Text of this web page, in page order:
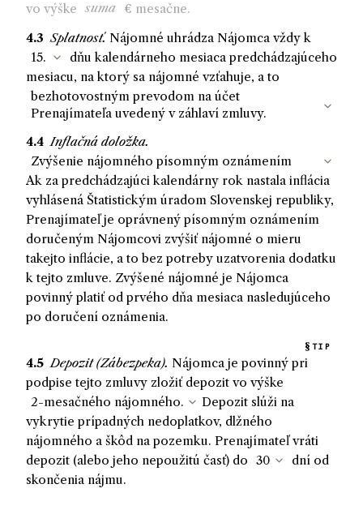
vo výške
€ mesačne.
4.3 Splatnosť. Nájomné uhrádza Nájomca vždy k
dňu kalendárneho mesiaca predchádzajúceho
mesiacu, na ktorý sa nájomné vzťahuje, a to
4.4 Inflačná doložka.
Ak za predchádzajúci kalendárny rok nastala inflácia
vyhlásená Štatistickým úradom Slovenskej republiky,
Prenajímateľ je oprávnený písomným oznámením
doručeným Nájomcovi zvýšiť nájomné o mieru
takejto inflácie, a to bez potreby uzatvorenia dodatku
k tejto zmluve. Zvýšené nájomné je Nájomca
povinný platiť od prvého dňa mesiaca nasledujúceho
po doručení oznámenia.
TIP
4.5 Depozit (Zábezpeka). Nájomca je povinný pri
podpise tejto zmluvy zložiť depozit vo výške
Depozit slúži na
vykrytie prípadných nedoplatkov, dlžného
nájomného a škôd na pozemku. Prenajímateľvráti
depozit (alebo jeho nepoužitú časť) do
dní od
skončenia nájmu.